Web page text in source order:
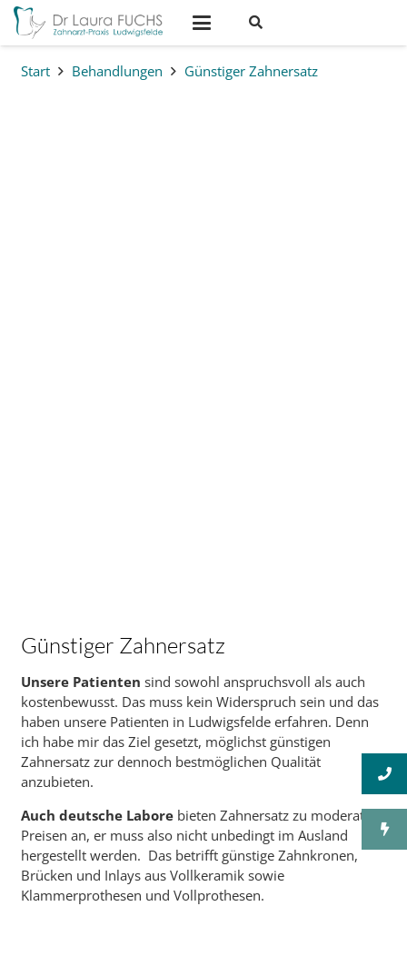
Start Behandlungen Günstiger Zahnersatz
Günstiger Zahnersatz
Unsere Patienten sind sowohl anspruchsvoll als auch
kostenbewusst. Das muss kein Widerspruch sein und das
haben unsere Patienten in Ludwigsfelde erfahren. Denn
ich habe mir das Ziel gesetzt, möglichst günstigen
Zahnersatz zur dennoch bestmöglichen Qualität
anzubieten.
Auch deutsche Laborebieten Zahnersatz zu moderaten
Preisen an, er muss also nicht unbedingt im Ausland
hergestellt werden. Das betrifft günstige Zahnkronen,
Brücken und Inlays aus Vollkeramik sowie
Klammerprothesen und Vollprothesen.